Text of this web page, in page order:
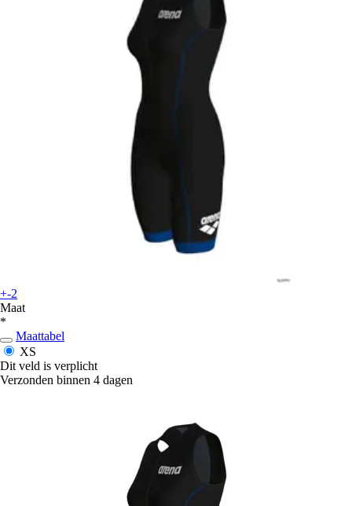
+-2
Maat
*
Maattabel
XS
Dit veld is verplicht
Verzonden binnen 4 dagen